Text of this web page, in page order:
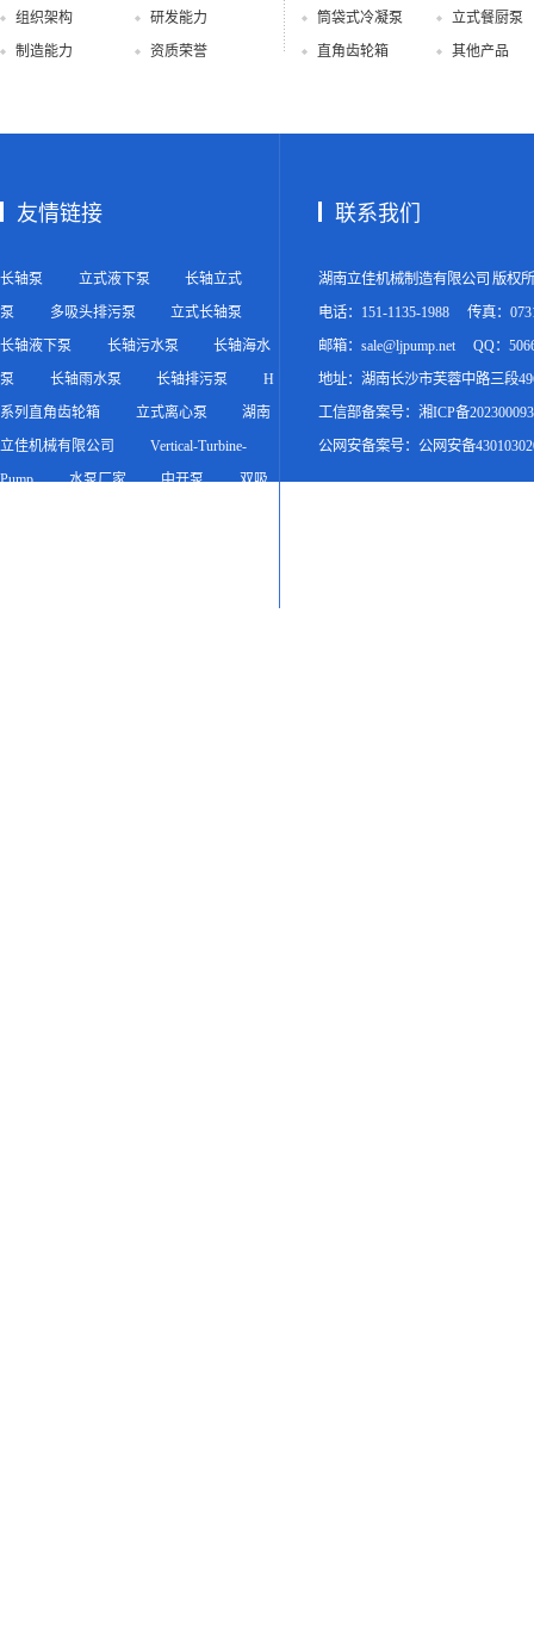
组织架构
研发能力
制造能力
资质荣誉
筒袋式冷凝泵
立式餐厨泵
直角齿轮箱
其他产品
友情链接
长轴泵 立式液下泵
长轴立式
泵
多吸头排污泵
立式长轴泵
长轴液下泵
长轴污水泵
长轴海水
泵
长轴雨水泵 长轴排污泵
H
系列直角齿轮箱
立式离心泵
湖南
立佳机械有限公司
Vertical-Turbine-
Pump
水泵厂家 中开泵
双吸
联系我们
湖南立佳机械制造有限公司 版权
电话：151-1135-1988
传真：
邮箱：sale@ljpump.net
QQ：
地址：湖南长沙市芙蓉中路三段
工信部备案号： 湘ICP备
公网安备案号： 公网安备